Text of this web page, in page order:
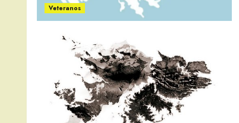
Veteranos